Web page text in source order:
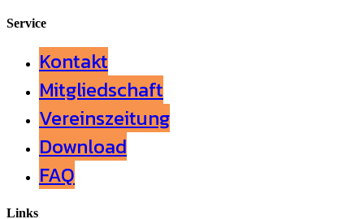
Service
Kontakt
Mitgliedschaft
Vereinszeitung
Download
FAQ
Links